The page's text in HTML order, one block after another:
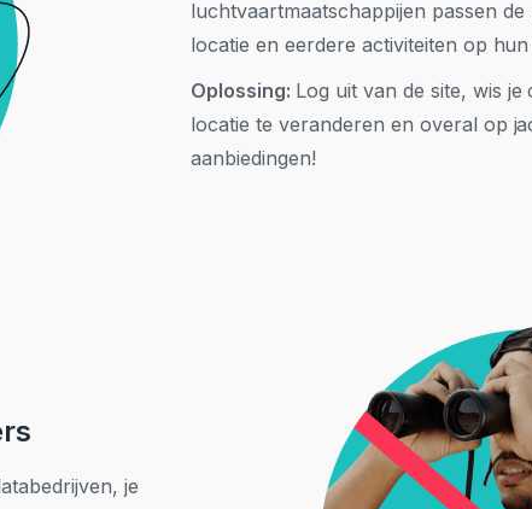
luchtvaartmaatschappijen passen
locatie en eerdere activiteiten op hun
Oplossing: Log uit van de site, wis
locatie te veranderen en overal op
aanbiedingen!
je